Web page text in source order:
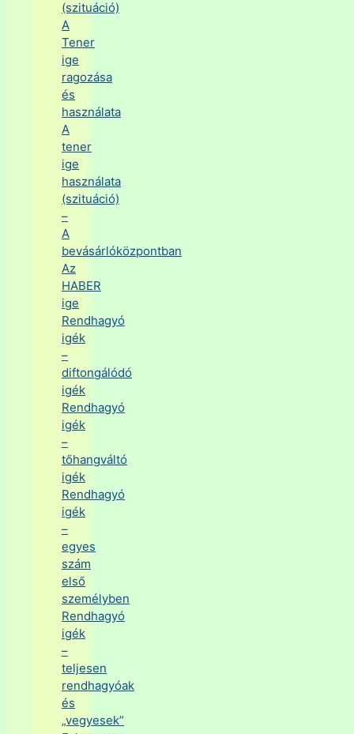
(szituáció)
A
Tener
ige
ragozása
és
használata
A
tener
ige
használata
(szituáció)
–
A
bevásárlóközpontban
Az
HABER
ige
Rendhagyó
igék
–
diftongálódó
igék
Rendhagyó
igék
–
tőhangváltó
igék
Rendhagyó
igék
–
egyes
szám
első
személyben
Rendhagyó
igék
–
teljesen
rendhagyóak
és
„vegyesek”